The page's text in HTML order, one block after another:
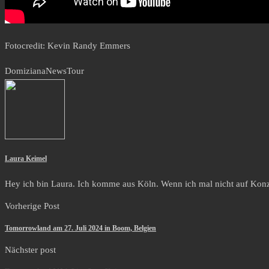
Fotocredit: Kevin Randy Emmers
DomizianaNewsTour
Laura Keimel
Hey ich bin Laura. Ich komme aus Köln. Wenn ich mal nicht auf
Vorherige Post
Tomorrowland am 27. Juli 2024 in Boom, Belgien
Nächster post